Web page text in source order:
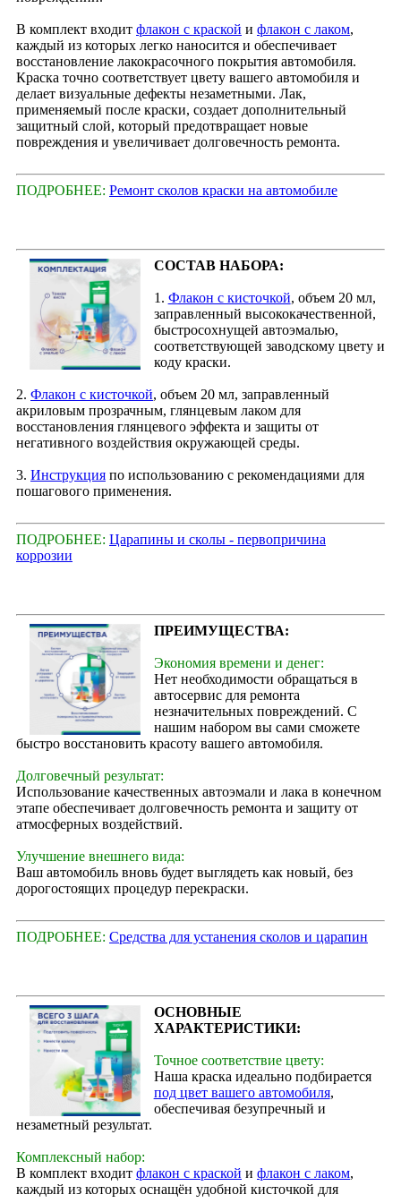
В комплект входит флакон с краской и флакон с лаком,
каждый из которых легко наносится и обеспечивает
восстановление лакокрасочного покрытия автомобиля.
Краска точно соответствует цвету вашего автомобиля и
делает визуальные дефекты незаметными. Лак,
применяемый после краски, создает дополнительный
защитный слой, который предотвращает новые
повреждения и увеличивает долговечность ремонта.
ПОДРОБНЕЕ: Ремонт сколов краски на автомобиле
СОСТАВ НАБОРА:
1. Флакон с кисточкой, объем 20 мл,
заправленный высококачественной,
быстросохнущей автоэмалью,
соответствующей заводскому цвету и
коду краски.
2. Флакон с кисточкой, объем 20 мл, заправленный
акриловым прозрачным, глянцевым лаком для
восстановления глянцевого эффекта и защиты от
негативного воздействия окружающей среды.
3. Инструкция по использованию с рекомендациями для
пошагового применения.
ПОДРОБНЕЕ: Царапины и сколы - первопричина
коррозии
ПРЕИМУЩЕСТВА:
Экономия времени и денег:
Нет необходимости обращаться в
автосервис для ремонта
незначительных повреждений. С
нашим набором вы сами сможете
быстро восстановить красоту вашего автомобиля.
Долговечный результат:
Использование качественных автоэмали и лака в конечном
этапе обеспечивает долговечность ремонта и защиту от
атмосферных воздействий.
Улучшение внешнего вида:
Ваш автомобиль вновь будет выглядеть как новый, без
дорогостоящих процедур перекраски.
ПОДРОБНЕЕ: Средства для устанения сколов и царапин
ОСНОВНЫЕ
ХАРАКТЕРИСТИКИ:
Точное соответствие цвету:
Наша краска идеально подбирается
под цвет вашего автомобиля,
обеспечивая безупречный и
незаметный результат.
Комплексный набор:
В комплект входит флакон с краской и флакон с лаком,
каждый из которых оснащён удобной кисточкой для